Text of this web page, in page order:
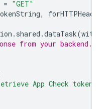
= "GET"
,
. shared .dataTask(with
from your backend.
App Check token: